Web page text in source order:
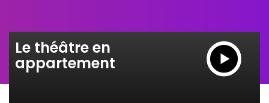
Le théâtre en
appartement